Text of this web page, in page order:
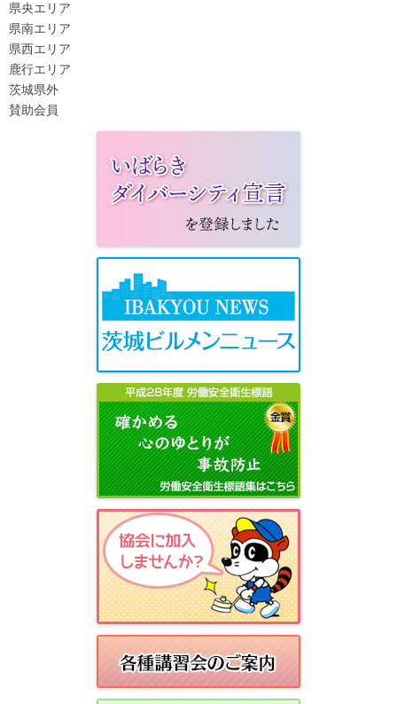
県央エリア
県南エリア
県西エリア
鹿行エリア
茨城県外
賛助会員